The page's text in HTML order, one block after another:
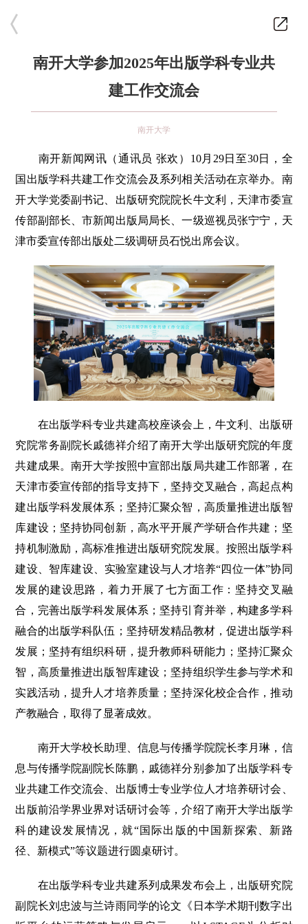
南开大学参加2025年出版学科专业共
建工作交流会
南开大学
南开新闻网讯（通讯员 张欢）10月29日至30日，全
国出版学科共建工作交流会及系列相关活动在京举办。南
开大学党委副书记、出版研究院院长牛文利，天津市委宣
传部副部长、市新闻出版局局长、一级巡视员张宁宁，天
津市委宣传部出版处二级调研员石悦出席会议。
在出版学科专业共建高校座谈会上，牛文利、出版研
究院常务副院长戚德祥介绍了南开大学出版研究院的年度
共建成果。南开大学按照中宣部出版局共建工作部署，在
天津市委宣传部的指导支持下，坚持交叉融合，高起点构
建出版学科发展体系；坚持汇聚众智，高质量推进出版智
库建设；坚持协同创新，高水平开展产学研合作共建；坚
持机制激励，高标准推进出版研究院发展。按照出版学科
建设、智库建设、实验室建设与人才培养“四位一体”协同
发展的建设思路，着力开展了七方面工作：坚持交叉融
合，完善出版学科发展体系；坚持引育并举，构建多学科
融合的出版学科队伍；坚持研发精品教材，促进出版学科
发展；坚持有组织科研，提升教师科研能力；坚持汇聚众
智，高质量推进出版智库建设；坚持组织学生参与学术和
实践活动，提升人才培养质量；坚持深化校企合作，推动
产教融合，取得了显著成效。
南开大学校长助理、信息与传播学院院长李月琳，信
息与传播学院副院长陈鹏，戚德祥分别参加了出版学科专
业共建工作交流会、出版博士专业学位人才培养研讨会、
出版前沿学界业界对话研讨会等，介绍了南开大学出版学
科的建设发展情况，就“国际出版的中国新探索、新路
径、新模式”等议题进行圆桌研讨。
在出版学科专业共建系列成果发布会上，出版研究院
副院长刘忠波与兰诗雨同学的论文《日本学术期刊数字出